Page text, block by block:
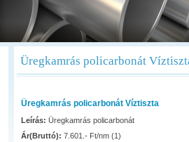
Üregkamrás policarbonát
Üregkamrás policarbonát Víztiszta
Leírás: Üregkamrás policarbonát
Ár(Bruttó): 7.601.- Ft/nm (1)